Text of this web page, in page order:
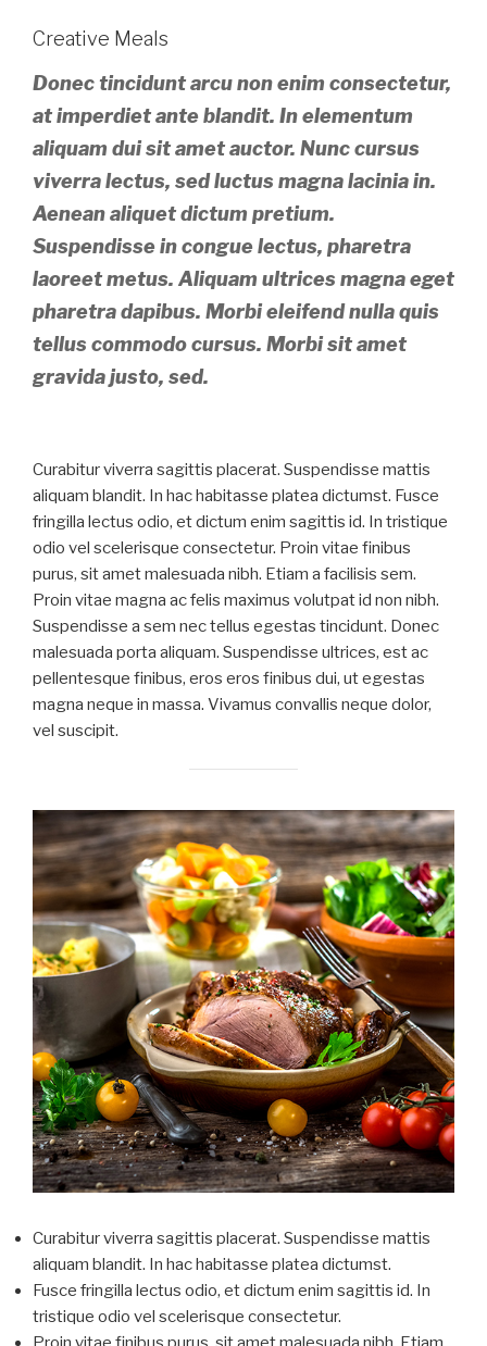
Creative Meals
Donec tincidunt arcu non enim consectetur,
at imperdiet ante blandit. In elementum
aliquam dui sit amet auctor. Nunc cursus
viverra lectus, sed luctus magna lacinia in.
Aenean aliquet dictum pretium.
Suspendisse in congue lectus, pharetra
laoreet metus. Aliquam ultrices magna eget
pharetra dapibus. Morbi eleifend nulla quis
tellus commodo cursus. Morbi sit amet
gravida justo, sed.
Curabitur viverra sagittis placerat. Suspendisse mattis
aliquam blandit. In hac habitasse platea dictumst. Fusce
fringilla lectus odio, et dictum enim sagittis id. In tristique
odio vel scelerisque consectetur. Proin vitae finibus
purus, sit amet malesuada nibh. Etiam a facilisis sem.
Proin vitae magna ac felis maximus volutpat id non nibh.
Suspendisse a sem nec tellus egestas tincidunt. Donec
malesuada porta aliquam. Suspendisse ultrices, est ac
pellentesque finibus, eros eros finibus dui, ut egestas
magna neque in massa. Vivamus convallis neque dolor,
vel suscipit.
Curabitur viverra sagittis placerat. Suspendisse mattis
aliquam blandit. In hac habitasse platea dictumst.
Fusce fringilla lectus odio, et dictum enim sagittis id. In
tristique odio vel scelerisque consectetur.